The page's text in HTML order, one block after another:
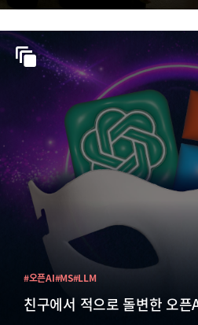
친구에서 적으로 돌변한 오픈
#오픈AI#MS#LLM